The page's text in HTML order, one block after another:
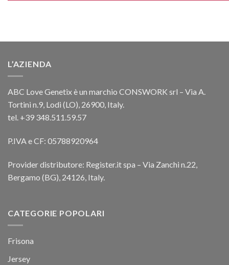
L’AZIENDA
ABC Love Genetix è un marchio CONSWORK srl – Via A.
Tortini n.9, Lodi (LO), 26900, Italy.
tel. +39 348.511.59.57
P.IVA e CF: 05788920964
Provider distributore: Register.it spa – Via Zanchi n.22,
Bergamo (BG), 24126, Italy.
CATEGORIE POPOLARI
Frisona
Jersey